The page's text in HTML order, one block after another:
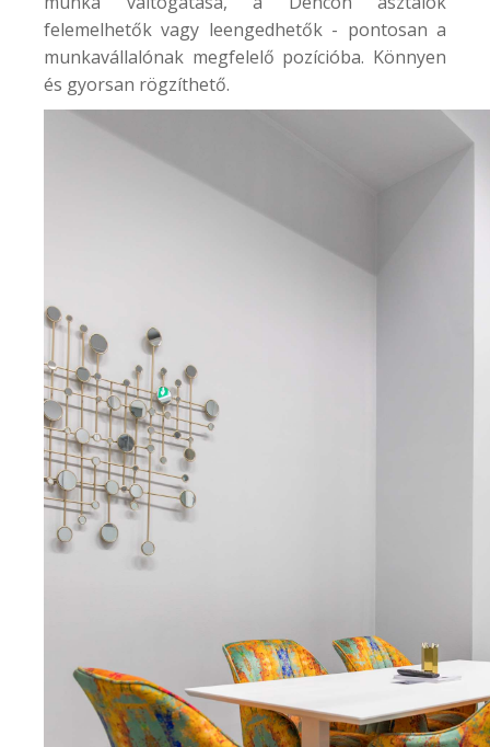
felemelhetők vagy leengedhetők - pontosan a
munkavállalónak megfelelő pozícióba. Könnyen
és gyorsan rögzíthető.